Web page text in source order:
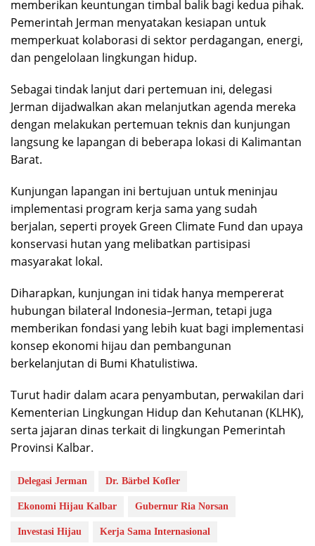
memberikan keuntungan timbal balik bagi kedua pihak.
Pemerintah Jerman menyatakan kesiapan untuk
memperkuat kolaborasi di sektor perdagangan, energi,
dan pengelolaan lingkungan hidup.
Sebagai tindak lanjut dari pertemuan ini, delegasi
Jerman dijadwalkan akan melanjutkan agenda mereka
dengan melakukan pertemuan teknis dan kunjungan
langsung ke lapangan di beberapa lokasi di Kalimantan
Barat.
Kunjungan lapangan ini bertujuan untuk meninjau
implementasi program kerja sama yang sudah
berjalan, seperti proyek Green Climate Fund dan upaya
konservasi hutan yang melibatkan partisipasi
masyarakat lokal.
Diharapkan, kunjungan ini tidak hanya mempererat
hubungan bilateral Indonesia–Jerman, tetapi juga
memberikan fondasi yang lebih kuat bagi implementasi
konsep ekonomi hijau dan pembangunan
berkelanjutan di Bumi Khatulistiwa.
Turut hadir dalam acara penyambutan, perwakilan dari
Kementerian Lingkungan Hidup dan Kehutanan (KLHK),
serta jajaran dinas terkait di lingkungan Pemerintah
Provinsi Kalbar.
Delegasi Jerman Dr. Bärbel Kofler
Ekonomi Hijau Kalbar Gubernur Ria Norsan
Investasi Hijau Kerja Sama Internasional